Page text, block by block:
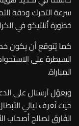
سرعة التحرك ودقة
خطورة أتلتيكو في
كما يُتوقع أن يكون
السيطرة على
المباراة.
ويعوّل آرسنال على
حيث تُعرف ليالي
الفارق لصالح أصحاب